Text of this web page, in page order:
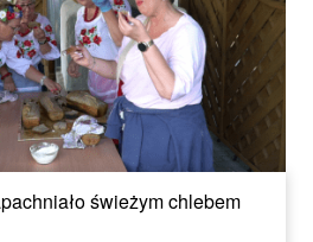
świeżym chlebem